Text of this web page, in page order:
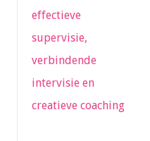
effectieve
supervisie,
verbindende
intervisie en
creatieve coaching